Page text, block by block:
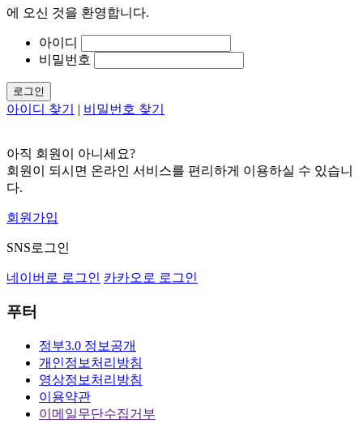
에 오신 것을 환영합니다.
아이디
비밀번호
로그인
아이디 찾기 | 비밀번호 찾기
아직 회원이 아니세요?
회원이 되시면 온라인 서비스를 편리하게 이용하실 수 있습니
다.
회원가입
SNS로그인
네이버로 로그인 카카오로 로그인
푸터
정부3.0 정보공개
개인정보처리방침
영상정보처리방침
이용약관
이메일무단수집거부